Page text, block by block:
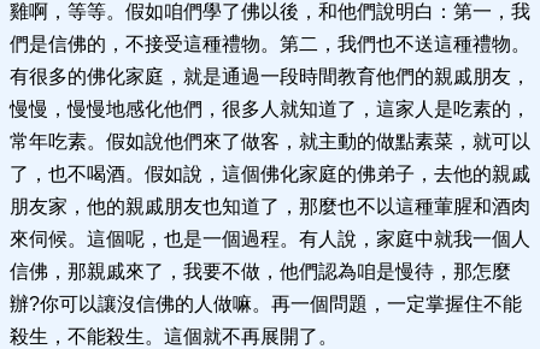
雞啊，等等。假如咱們學了佛以後，和他們說明白：第一，我
們是信佛的，不接受這種禮物。第二，我們也不送這種禮物。
有很多的佛化家庭，就是通過一段時間教育他們的親戚朋友，
慢慢，慢慢地感化他們，很多人就知道了，這家人是吃素的，
常年吃素。假如說他們來了做客，就主動的做點素菜，就可以
了，也不喝酒。假如說，這個佛化家庭的佛弟子，去他的親戚
朋友家，他的親戚朋友也知道了，那麼也不以這種葷腥和酒肉
來伺候。這個呢，也是一個過程。有人說，家庭中就我一個人
信佛，那親戚來了，我要不做，他們認為咱是慢待，那怎麼
辦?你可以讓沒信佛的人做嘛。再一個問題，一定掌握住不能
殺生，不能殺生。這個就不再展開了。